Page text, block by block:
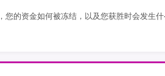
的资金如何被冻结，以及您获胜时会发生什